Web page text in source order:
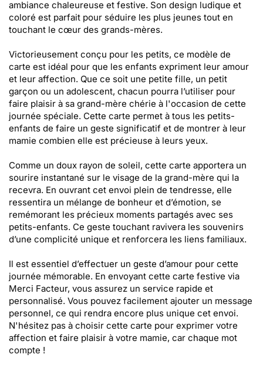
ambiance chaleureuse et festive. Son design ludique et
coloré est parfait pour séduire les plus jeunes tout en
touchant le cœur des grands-mères.
Victorieusement conçu pour les petits, ce modèle de
carte est idéal pour que les enfants expriment leur amour
et leur affection. Que ce soit une petite fille, un petit
garçon ou un adolescent, chacun pourra l’utiliser pour
faire plaisir à sa grand-mère chérie à l'occasion de cette
journée spéciale. Cette carte permet à tous les petits-
enfants de faire un geste significatif et de montrer à leur
mamie combien elle est précieuse à leurs yeux.
Comme un doux rayon de soleil, cette carte apportera un
sourire instantané sur le visage de la grand-mère qui la
recevra. En ouvrant cet envoi plein de tendresse, elle
ressentira un mélange de bonheur et d’émotion, se
remémorant les précieux moments partagés avec ses
petits-enfants. Ce geste touchant ravivera les souvenirs
d’une complicité unique et renforcera les liens familiaux.
Il est essentiel d’effectuer un geste d’amour pour cette
journée mémorable. En envoyant cette carte festive via
Merci Facteur, vous assurez un service rapide et
personnalisé. Vous pouvez facilement ajouter un message
personnel, ce qui rendra encore plus unique cet envoi.
N'hésitez pas à choisir cette carte pour exprimer votre
affection et faire plaisir à votre mamie, car chaque mot
compte !